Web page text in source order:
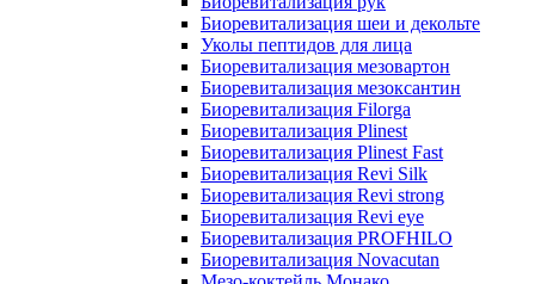
Биоревитализация шеи и декольте
Уколы пептидов для лица
Биоревитализация мезовартон
Биоревитализация мезоксантин
Биоревитализация Filorga
Биоревитализация Plinest
Биоревитализация Plinest Fast
Биоревитализация Revi Silk
Биоревитализация Revi strong
Биоревитализация Revi eye
Биоревитализация PROFHILO
Биоревитализация Novacutan